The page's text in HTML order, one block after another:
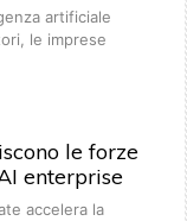
artificiale
le imprese
le forze
enterprise
accelera la